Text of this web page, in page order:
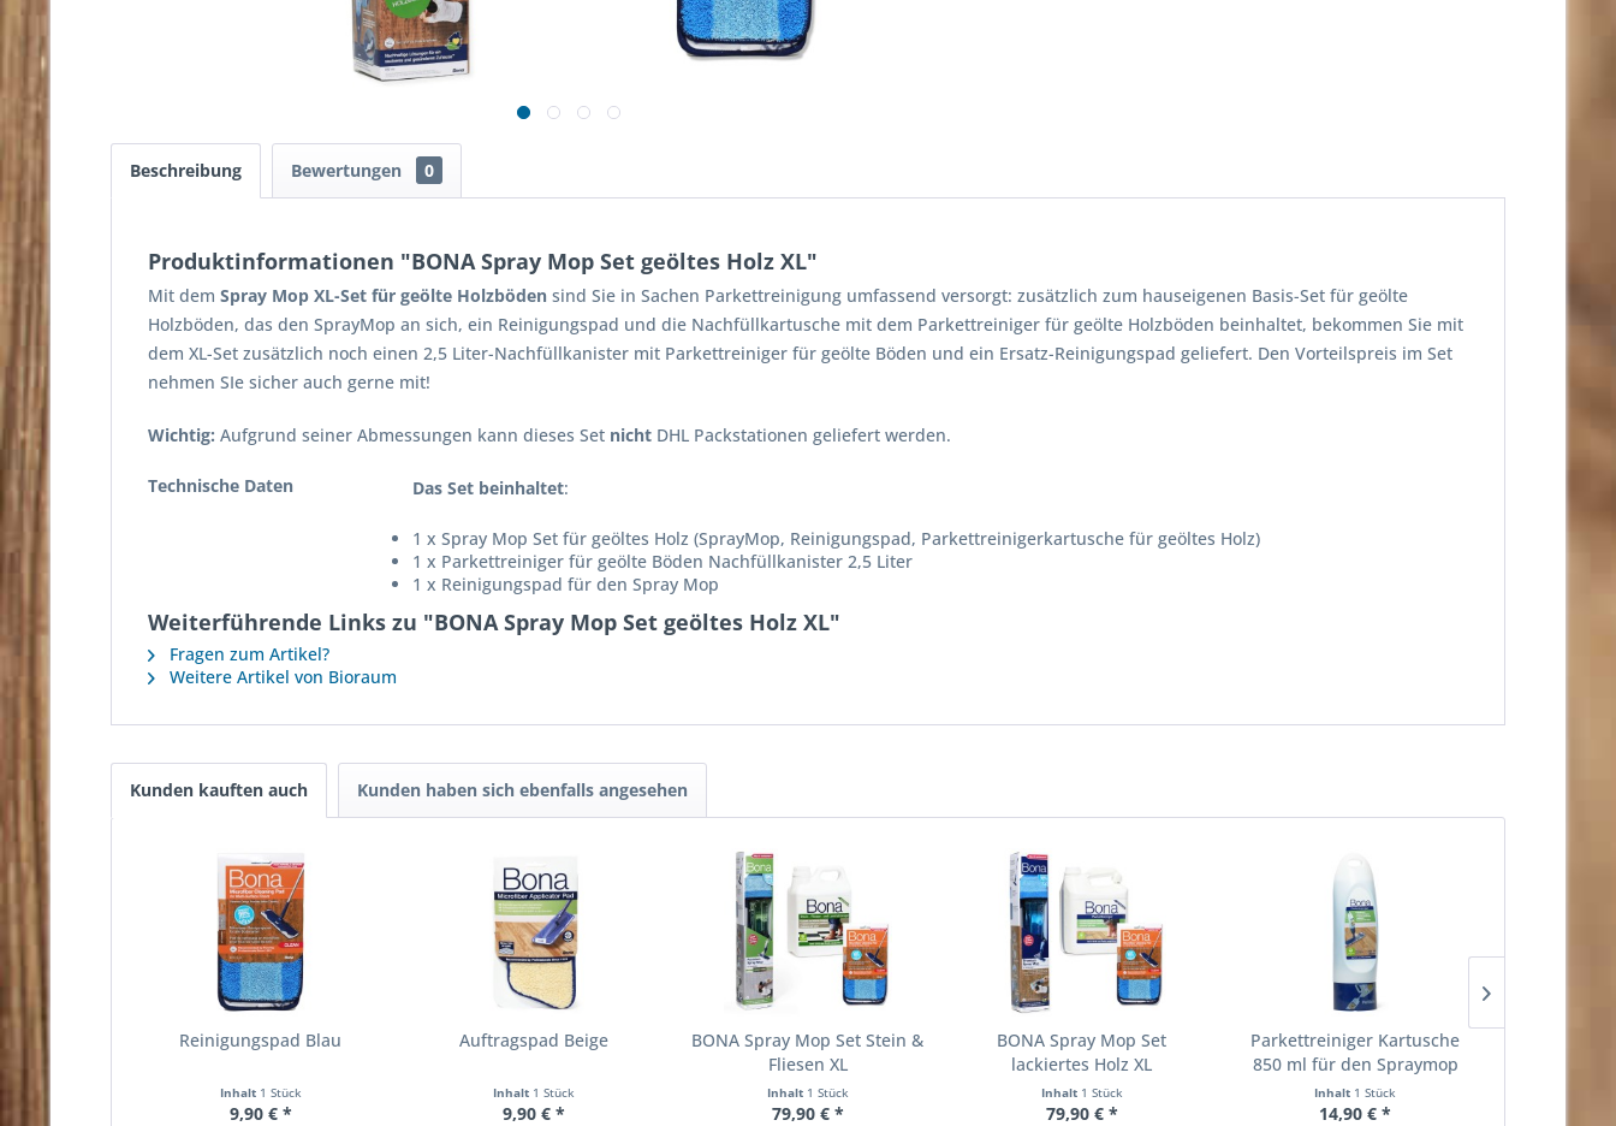
Beschreibung Bewertungen 0
Produktinformationen "BONA Spray Mop Set geöltes Holz XL"
Mit dem Spray Mop XL-Set für geölte Holzböden sind Sie in Sachen Parkettreinigung umfassend versorgt: zusätzlich zum hauseigenen Basis-Set für geölte
Holzböden, das den SprayMop an sich, ein Reinigungspad und die Nachfüllkartusche mit dem Parkettreiniger für geölte Holzböden beinhaltet, bekommen Sie mit
dem XL-Set zusätzlich noch einen 2,5 Liter-Nachfüllkanister mit Parkettreiniger für geölte Böden und ein Ersatz-Reinigungspad geliefert. Den Vorteilspreis im Set
nehmen SIe sicher auch gerne mit!
Wichtig: Aufgrund seiner Abmessungen kann dieses Set nicht DHL Packstationen geliefert werden.
Technische Daten Das Set beinhaltet:
1 x Spray Mop Set für geöltes Holz (SprayMop, Reinigungspad, Parkettreinigerkartusche für geöltes Holz)
1 x Parkettreiniger für geölte Böden Nachfüllkanister 2,5 Liter
1 x Reinigungspad für den Spray Mop
Weiterführende Links zu "BONA Spray Mop Set geöltes Holz XL"
Fragen zum Artikel?
Weitere Artikel von Bioraum
Kunden kauften auch Kunden haben sich ebenfalls angesehen
Reinigungspad Blau
Inhalt 1 Stück
9,90 € *
Auftragspad Beige
Inhalt 1 Stück
9,90 € *
BONA Spray Mop Set Stein &
Fliesen XL
Inhalt 1 Stück
79,90 € *
BONA Spray Mop Set
lackiertes Holz XL
Inhalt 1 Stück
79,90 € *
Parkettreiniger Kartusche
850 ml für den Spraymop
Inhalt 1 Stück
14,90 € *